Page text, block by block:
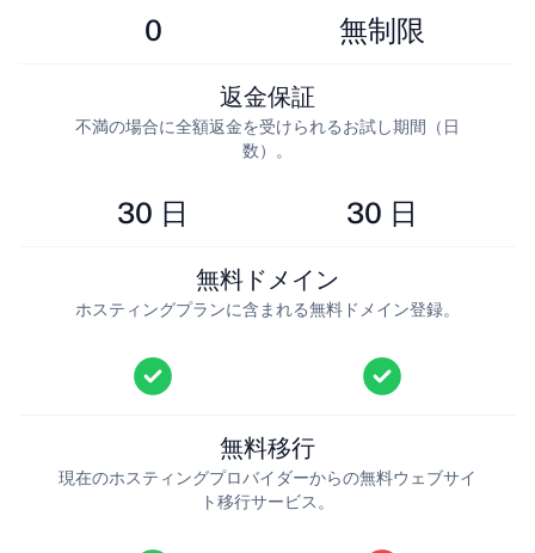
0 無制限
30 日
返金保証
不満の場合に全額返金を受けられるお試し期間（日
数）。
30 日
無料ドメイン
ホスティングプランに含まれる無料ドメイン登録。
無料移行
現在のホスティングプロバイダーからの無料ウェブサイ
ト移行サービス。